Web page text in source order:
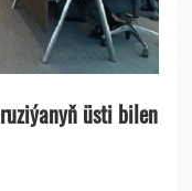
üsti bilen